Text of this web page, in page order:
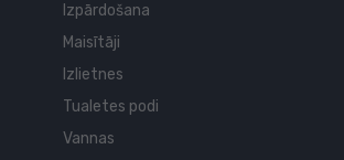
Izpārdošana
Maisītāji
Izlietnes
Tualetes podi
Vannas